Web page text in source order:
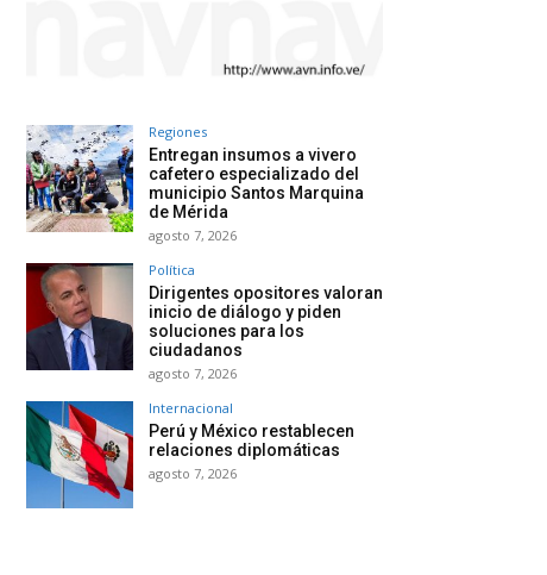
Regiones
Entregan insumos a vivero
cafetero especializado del
municipio Santos Marquina
de Mérida
agosto 7, 2026
Política
Dirigentes opositores valoran
inicio de diálogo y piden
soluciones para los
ciudadanos
agosto 7, 2026
Internacional
Perú y México restablecen
relaciones diplomáticas
agosto 7, 2026